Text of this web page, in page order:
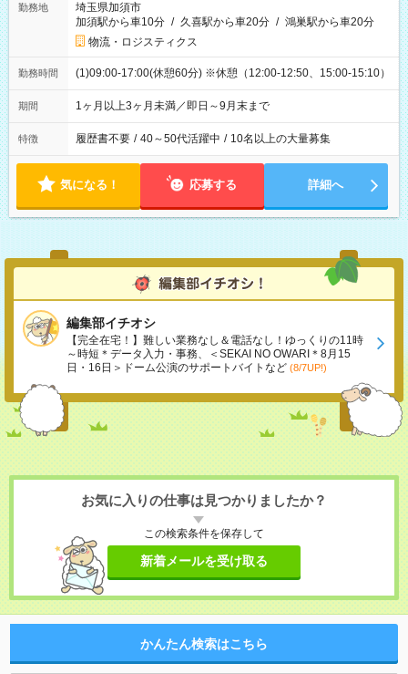
勤務地
埼玉県加須市
加須駅から車10分 / 久喜駅から車20分 / 鴻巣駅から車20分
物流・ロジスティクス
勤務時間 (1)09:00-17:00(休憩60分) ※休憩（12:00-12:50、15:00-15:10）
期間 1ヶ月以上3ヶ月未満／即日～9月末まで
特徴 履歴書不要 / 40～50代活躍中 / 10名以上の大量募集
気になる！ 応募する 詳細へ
編集部イチオシ
【完全在宅！】難しい業務なし＆電話なし！ゆっくりの11時
～時短＊データ入力・事務、＜SEKAI NO OWARI＊8月15
日・16日＞ドーム公演のサポートバイトなど (8/7UP!)
お気に入りの仕事は見つかりましたか？
この検索条件を保存して
新着メールを受け取る
かんたん検索はこちら